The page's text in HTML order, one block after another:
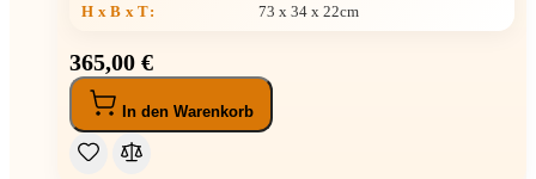
H x B x T: 73 x 34 x 22cm
365,00 €
In den Warenkorb